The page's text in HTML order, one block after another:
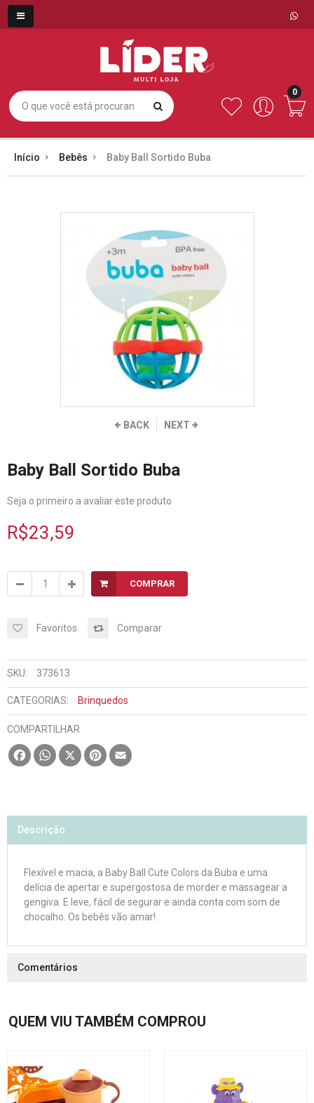
0
Início Bebês Baby Ball Sortido Buba
BACK NEXT
Baby Ball Sortido Buba
Seja o primeiro a avaliar este produto
R$23,59
COMPRAR
Favoritos Comparar
SKU: 373613
CATEGORIAS: Brinquedos
COMPARTILHAR
FacebookWhatsApp
X Pinterest
Descrição
Flexível e macia, a Baby Ball Cute Colors da Buba e uma
delícia de apertar e supergostosa de morder e massagear a
gengiva. E leve, fácil de segurar e ainda conta com som de
chocalho. Os bebês vão amar!
Comentários
QUEM VIU TAMBÉM COMPROU